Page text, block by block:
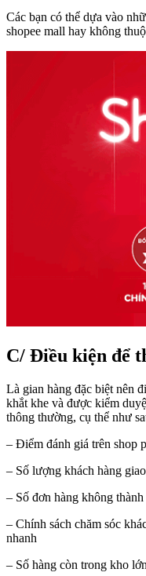
Các bạn có thể dựa vào
shopee mall hay không
C/ Điều kiện để
Là gian hàng đặc biệt nên
khắt khe và được kiểm
thông thường, cụ thể như
– Điểm đánh giá trên shop
– Số lượng khách hàng
– Số đơn hàng không
– Chính sách chăm sóc
nhanh
– Số hàng còn trong kho lớn